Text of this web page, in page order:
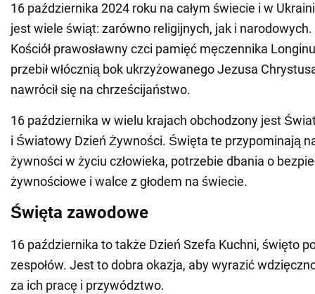
16 października 2024 roku na całym świecie i w
jest wiele świąt: zarówno religijnych, jak i
Kościół prawosławny czci pamięć męczennika
przebił włócznią bok ukrzyżowanego Jezusa
nawrócił się na chrześcijaństwo.
16 października w wielu krajach obchodzony jest
i Światowy Dzień Żywności. Święta te przypominają
żywności w życiu człowieka, potrzebie dbania o
żywnościowe i walce z głodem na świecie.
Święta zawodowe
16 października to także Dzień Szefa Kuchni, święto
zespołów. Jest to dobra okazja, aby wyrazić
za ich pracę i przywództwo.